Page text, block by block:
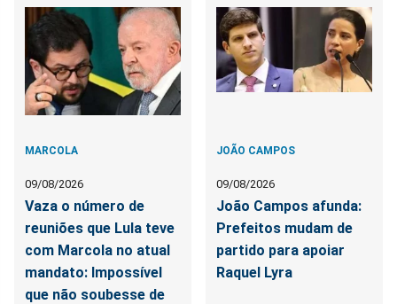
MARCOLA
09/08/2026
Vaza o número de
reuniões que Lula teve
com Marcola no atual
mandato: Impossível
que não soubesse de
JOÃO CAMPOS
09/08/2026
João Campos afunda:
Prefeitos mudam de
partido para apoiar
Raquel Lyra